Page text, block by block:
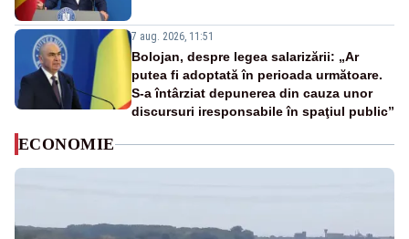
7 aug. 2026, 11:51
Bolojan, despre legea salarizării: „Ar
putea fi adoptată în perioada următoare.
S-a întârziat depunerea din cauza unor
discursuri iresponsabile în spaţiul public”
ECONOMIE